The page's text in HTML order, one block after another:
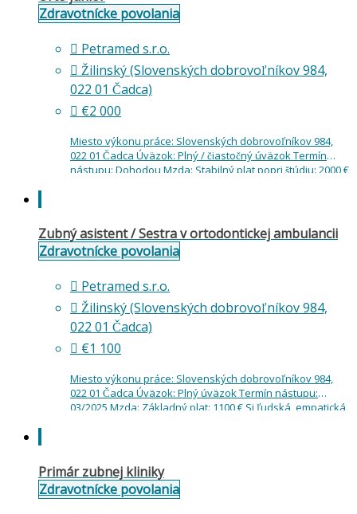
Zdravotnícke povolania
Petramed s.r.o.
Žilinský (Slovenských dobrovoľníkov 984,
022 01 Čadca)
€2 000
Miesto výkonu práce: Slovenských dobrovoľníkov 984,
022 01 Čadca Úväzok: Plný / čiastočný úväzok Termín
nástupu: Dohodou Mzda: Stabilný plat popri štúdiu: 2000 €
Zubný asistent / Sestra v ortodontickej ambulancii
Zdravotnícke povolania
Petramed s.r.o.
Žilinský (Slovenských dobrovoľníkov 984,
022 01 Čadca)
€1 100
Miesto výkonu práce: Slovenských dobrovoľníkov 984,
022 01 Čadca Úväzok: Plný úväzok Termín nástupu:
03/2025 Mzda: Základný plat: 1100 € Si ľudská, empatická,
Primár zubnej kliniky
Zdravotnícke povolania